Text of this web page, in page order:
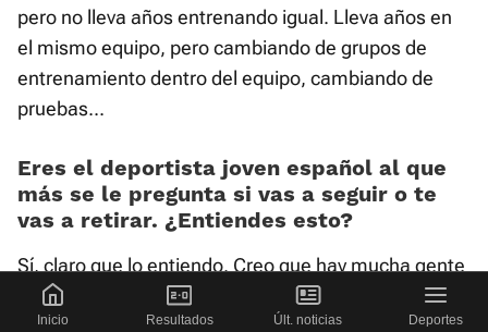
pero no lleva años entrenando igual. Lleva años en
el mismo equipo, pero cambiando de grupos de
entrenamiento dentro del equipo, cambiando de
pruebas...
Eres el deportista joven español al que
más se le pregunta si vas a seguir o te
vas a retirar. ¿Entiendes esto?
Sí, claro que lo entiendo. Creo que hay mucha gente
que me entiende y entiende qué es lo que busco en
este deporte. Y también creo que hay mucha gente
Inicio Resultados Últ. noticias Deportes